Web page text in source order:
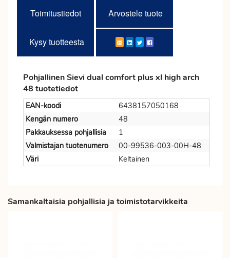
Toimitustiedot Arvostele tuote
Kysy tuotteesta
Pohjallinen Sievi dual comfort plus xl high arch
48 tuotetiedot
EAN-koodi
6438157050168
Kengän numero
48
Pakkauksessa pohjallisia
1
Valmistajan tuotenumero
00-99536-003-00H-48
Väri
Keltainen
Samankaltaisia pohjallisia ja toimistotarvikkeita